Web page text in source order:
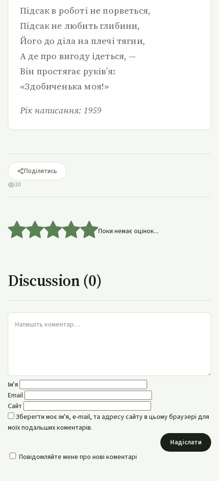
Підсак в роботі не порветься,
Підсак не любить глибини,
Його до діла на плечі тягни,
А де про вигоду ідеться, —
Він простягає руків’я:
«Здобиченька моя!»
Рік написання: 1959
Поділитись
10
Поки немає оцінок...
Discussion (0)
Ім'я
Email
Сайт
Зберегти моє ім'я, e-mail, та адресу сайту в цьому браузері для
моїх подальших коментарів.
Надіслати
Повідомляйте мене про нові коментарі